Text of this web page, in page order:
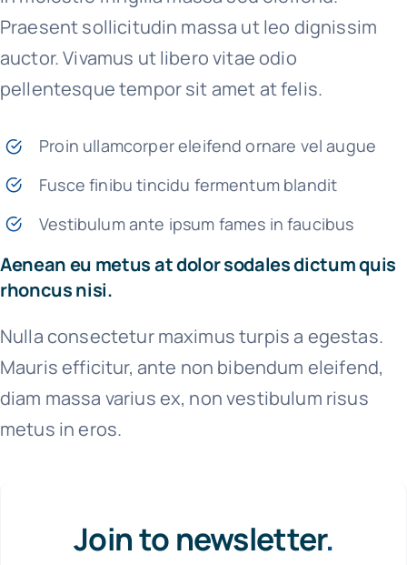
Praesent sollicitudin massa ut leo dignissim
auctor. Vivamus ut libero vitae odio
pellentesque tempor sit amet at felis.
Proin ullamcorper eleifend ornare vel augue
Fusce finibu tincidu fermentum blandit
Vestibulum ante ipsum fames in faucibus
Aenean eu metus at dolor sodales dictum quis
rhoncus nisi.
Nulla consectetur maximus turpis a egestas.
Mauris efficitur, ante non bibendum eleifend,
diam massa varius ex, non vestibulum risus
metus in eros.
Join to newsletter.